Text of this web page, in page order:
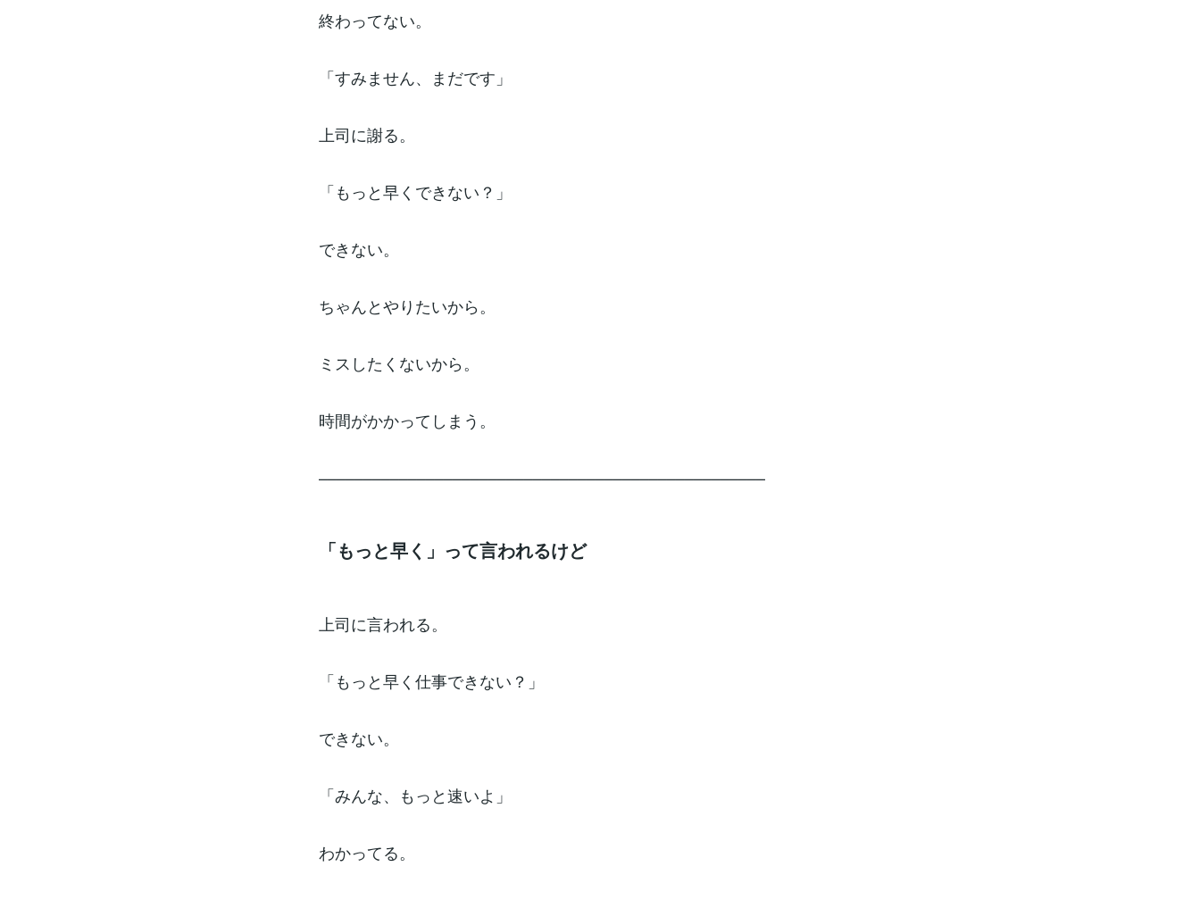
終わってない。
「すみません、まだです」
上司に謝る。
「もっと早くできない？」
できない。
ちゃんとやりたいから。
ミスしたくないから。
時間がかかってしまう。
––––––––––––––––––––––––––––––––––––––––––––––––––
「もっと早く」って言われるけど
上司に言われる。
「もっと早く仕事できない？」
できない。
「みんな、もっと速いよ」
わかってる。